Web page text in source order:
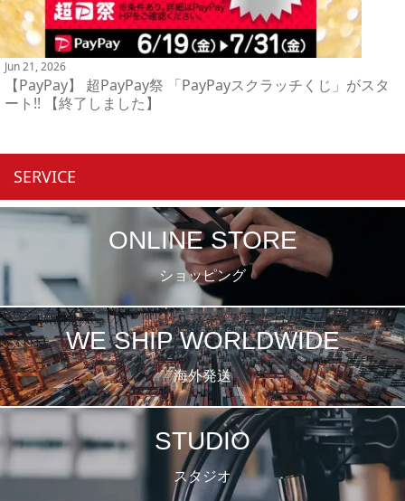
Jun 21, 2026
【PayPay】 超PayPay祭 「PayPayスクラッチくじ」がスタ
ート!! 【終了しました】
SERVICE
ONLINE STORE
ショッピング
WE SHIP WORLDWIDE
海外発送
STUDIO
スタジオ